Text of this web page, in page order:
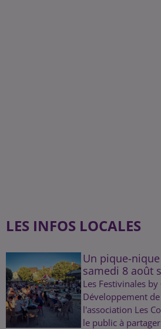
LES INFOS LOCALES
Un pique-
samedi 8 août
Les Festivinales
Développement de
l'association Les
le public à